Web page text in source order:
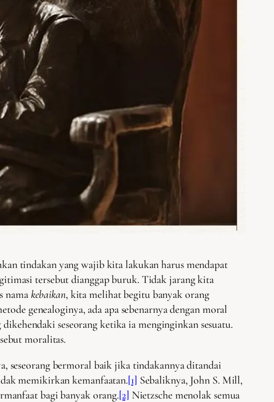
tindakan yang wajib kita lakukan harus mendapat
tersebut dianggap buruk. Tidak jarang kita
namakebaikan, kita melihat begitu banyak orang
genealoginya, ada apa sebenarnya dengan moral
seseorang ketika ia menginginkan sesuatu.
moralitas.
seseorang bermoral baik jika tindakannya ditandai
memikirkan kemanfaatan.[1] Sebaliknya, John S. Mill,
bagi banyak orang.[2] Nietzsche menolak semua